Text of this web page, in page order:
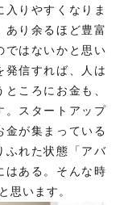
りやすくなりま
あり余るほど豊富
ではないかと思い
発信すれば、人は
ころにお金も、
。スタートアップ
金が集まっている
ふれた状態「アバ
はある。そんな時
思います。